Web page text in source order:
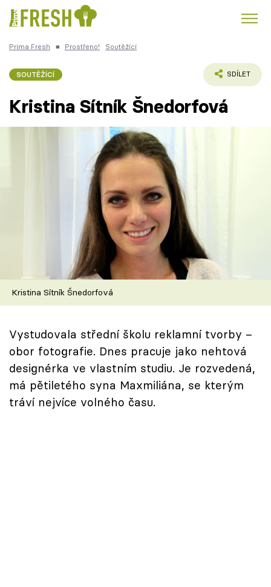
Česká kuchyně
TV Program
Škola vaření
Speciál: Cuketa
Těhotnej kuchař
Sledujte prima+
Prima Fresh ■ Prostřeno! Soutěžící
SOUTĚŽÍCÍ SDÍLET
Kristina Sítník Šnedorfová
Kristina Sítník Šnedorfová
Vystudovala střední školu reklamní tvorby –
obor fotografie. Dnes pracuje jako nehtová
designérka ve vlastním studiu. Je rozvedená,
má pětiletého syna Maxmiliána, se kterým
tráví nejvíce volného času.